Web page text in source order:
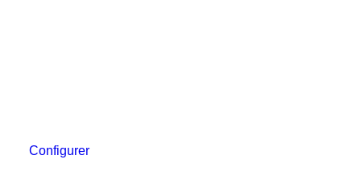
Configurer